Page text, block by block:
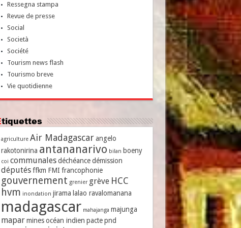
Ressegna stampa
Revue de presse
Social
Società
Société
Tourism news flash
Tourismo breve
Vie quotidienne
Étiquettes
agriculture Air Madagascar angelo
rakotonirina antananarivo bilan boeny
coi communales déchéance démission
députés ffkm FMI francophonie
gouvernement grenier grève HCC
hvm inondation jirama lalao ravalomanana
madagascar mahajanga majunga
mapar mines océan indien pacte pnd